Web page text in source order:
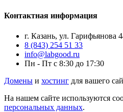
Контактная информация
г. Казань, ул. Гарифьянова
8 (843) 254 51 33
info@labgood.ru
Пн - Пт с 8:30 до 17:30
Домены и хостинг для вашего
На нашем сайте используются
персональных данных.